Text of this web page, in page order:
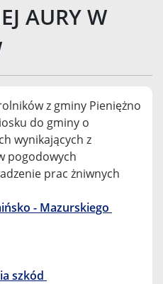
AURY W
z gminy Pieniężno
do gminy o
wynikających z
pogodowych
prac żniwnych
- Mazurskiego
szkód